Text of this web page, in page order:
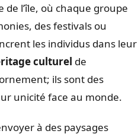
de l’île, où chaque groupe
des festivals ou
les individus dans leur
culturel de
ils sont des
unicité face au monde.
à des paysages